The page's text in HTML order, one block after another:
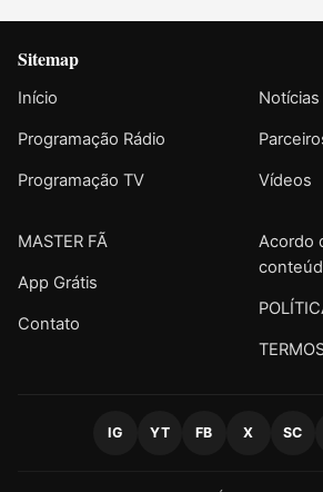
Sitemap
Início
Programação Rádio
Programação TV
Notícias
Vídeos
MASTER FÃ
App Grátis
Contato
Acordo
IG YT FB X SC